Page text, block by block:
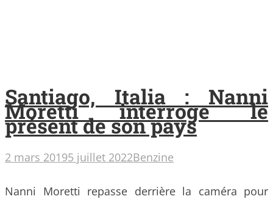
Santiago, Italia : Nanni
Moretti interroge le
présent de son pays
2 mars 20195 juillet 2022Benzine
Nanni Moretti repasse derrière la caméra pour